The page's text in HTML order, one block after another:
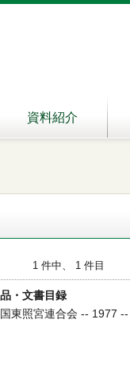
資料紹介
1 件中、 1 件目
・文書目録
東照宮連合会 -- 1977 --